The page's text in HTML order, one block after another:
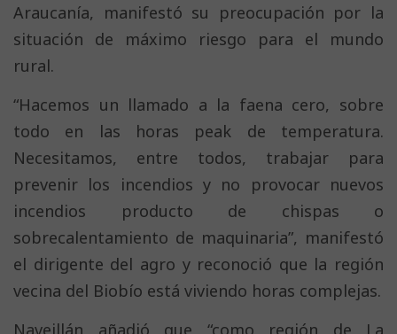
Araucanía, manifestó su preocupación por la
situación de máximo riesgo para el mundo
rural.
“Hacemos un llamado a la faena cero, sobre
todo en las horas peak de temperatura.
Necesitamos, entre todos, trabajar para
prevenir los incendios y no provocar nuevos
incendios producto de chispas o
sobrecalentamiento de maquinaria”, manifestó
el dirigente del agro y reconoció que la región
vecina del Biobío está viviendo horas complejas.
Naveillán añadió que “como región de La